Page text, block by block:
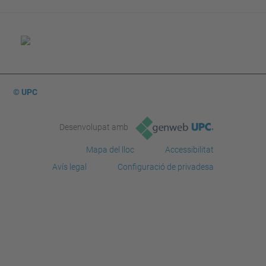
© UPC
Desenvolupat amb
Mapa del lloc
Accessibilitat
Avís legal
Configuració de privadesa